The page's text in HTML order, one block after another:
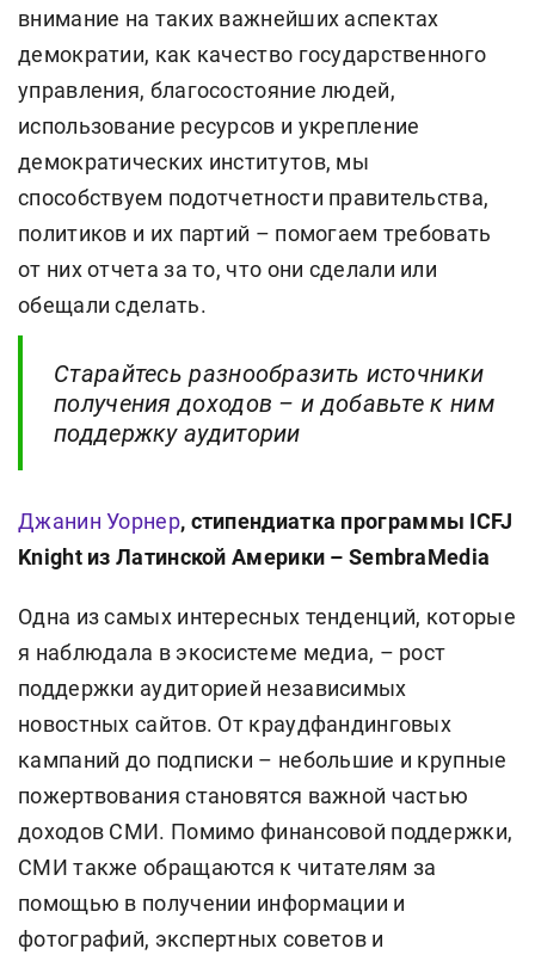
внимание на таких важнейших аспектах
демократии, как качество государственного
управления, благосостояние людей,
использование ресурсов и укрепление
демократических институтов, мы
способствуем подотчетности правительства,
политиков и их партий – помогаем требовать
от них отчета за то, что они сделали или
обещали сделать.
Старайтесь разнообразить источники
получения доходов – и добавьте к ним
поддержку аудитории
Джанин Уорнер, стипендиатка программы ICFJ
Knight из Латинской Америки – SembraMedia
Одна из самых интересных тенденций, которые
я наблюдала в экосистеме медиа, – рост
поддержки аудиторией независимых
новостных сайтов. От краудфандинговых
кампаний до подписки – небольшие и крупные
пожертвования становятся важной частью
доходов СМИ. Помимо финансовой поддержки,
СМИ также обращаются к читателям за
помощью в получении информации и
фотографий, экспертных советов и